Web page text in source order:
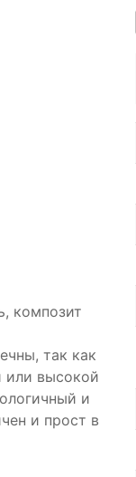
композит
так как
или высокой
и
и прост в